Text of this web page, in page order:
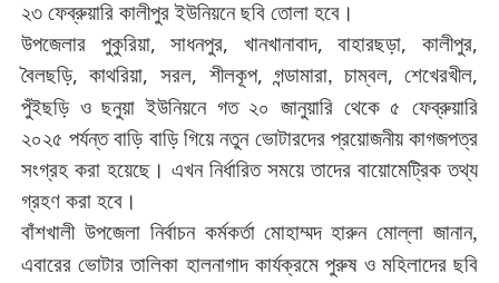
২৩ ফেব্রুয়ারি কালীপুর ইউনিয়নে ছবি তোলা হবে।
উপজেলার
পুকুরিয়া,সাধনপুর, খানখানাবাদ,বাহারছড়া,কালীপুর,
বৈলছড়ি,কাথরিয়া, সরল, শীলকূপ,গন্ডামারা, চাম্বল,শেখেরখীল,
পুঁইছড়ি ও ছনুয়া ইউনিয়নে গত ২০ জানুয়ারি থেকে ৫ ফেব্রুয়ারি
২০২৫ পর্যন্ত বাড়ি বাড়ি গিয়ে নতুন ভোটারদের প্রয়োজনীয় কাগজপত্র
সংগ্রহ করা হয়েছে। এখন নির্ধারিত সময়ে তাদের বায়োমেট্রিক তথ্য
গ্রহণ করা হবে।
বাঁশখালী উপজেলা নির্বাচন কর্মকর্তা মোহাম্মদ হারুন মোল্লা জানান,
এবারের ভোটার তালিকা হালনাগাদ কার্যক্রমে পুরুষ ও মহিলাদের ছবি